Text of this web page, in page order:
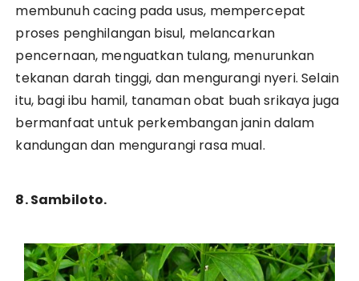
membunuh cacing pada usus, mempercepat
proses penghilangan bisul, melancarkan
pencernaan, menguatkan tulang, menurunkan
tekanan darah tinggi, dan mengurangi nyeri. Selain
itu, bagi ibu hamil, tanaman obat buah srikaya juga
bermanfaat untuk perkembangan janin dalam
kandungan dan mengurangi rasa mual.
8. Sambiloto.